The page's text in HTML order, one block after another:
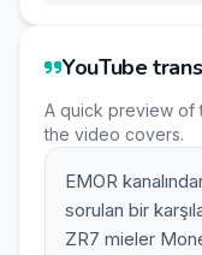
YouTube
A quick preview of
the video covers.
EMOR
sorulan bir
ZR7 mieler